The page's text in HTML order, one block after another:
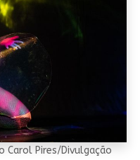
Pires/Divulgação